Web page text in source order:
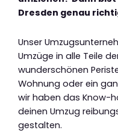
Dresden genau
Unser
Umzüge in alle Teile
wunderschönen
Wohnung oder ein
wir haben das Know-
deinen Umzug
gestalten.